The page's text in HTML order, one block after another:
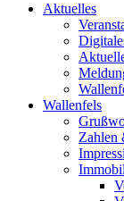
Aktuelles
Wallenfels
Zahlen